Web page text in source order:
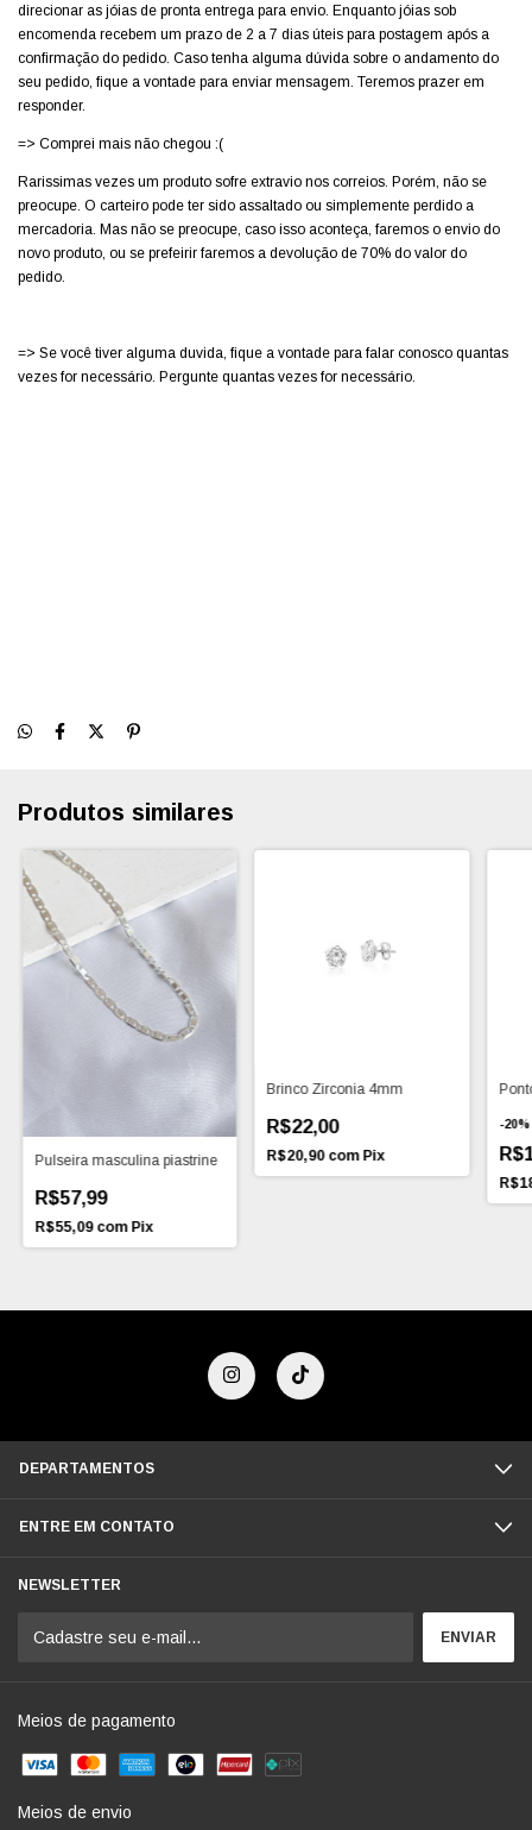
direcionar as jóias de pronta entrega para envio. Enquanto jóias sob
encomenda recebem um prazo de 2 a 7 dias úteis para postagem após a
confirmação do pedido. Caso tenha alguma dúvida sobre o andamento do
seu pedido, fique a vontade para enviar mensagem. Teremos prazer em
responder.
=> Comprei mais não chegou :(
Rarissimas vezes um produto sofre extravio nos correios. Porém, não se
preocupe. O carteiro pode ter sido assaltado ou simplemente perdido a
mercadoria. Mas não se preocupe, caso isso aconteça, faremos o envio do
novo produto, ou se prefeirir faremos a devolução de 70% do valor do
pedido.
=> Se você tiver alguma duvida, fique a vontade para falar conosco quantas
vezes for necessário. Pergunte quantas vezes for necessário.
Produtos similares
Pulseira masculina piastrine
R$57,99
R$55,09 com Pix
Brinco Zirconia 4mm
R$22,00
R$20,90 com Pix
-20
DEPARTAMENTOS
ENTRE EM CONTATO
NEWSLETTER
Meios de pagamento
Meios de envio